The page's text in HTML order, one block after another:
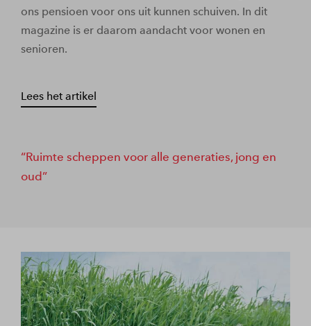
ons pensioen voor ons uit kunnen schuiven. In dit
magazine is er daarom aandacht voor wonen en
senioren.
Lees het artikel
Ruimte scheppen voor alle generaties, jong en
oud